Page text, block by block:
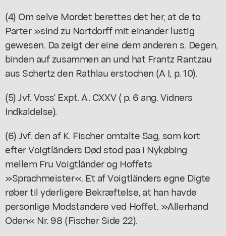
(4) Om selve Mordet berettes det her, at de to
Parter »sind zu Nortdorff mit einander lustig
gewesen. Da zeigt der eine dem anderen s. Degen,
binden auf zusammen an und hat Frantz Rantzau
aus Schertz den Rathlau erstochen (A I, p. 10).
(5) Jvf. Voss' Expt. A. CXXV ( p. 6 ang. Vidners
Indkaldelse).
(6) Jvf. den af K. Fischer omtalte Sag, som kort
efter Voigtländers Død stod paa i Nykøbing
mellem Fru Voigtländer og Hoffets
»Sprachmeister«. Et af Voigtländers egne Digte
røber til yderligere Bekræftelse, at han havde
personlige Modstandere ved Hoffet. »Allerhand
Oden« Nr. 98 (Fischer Side 22).